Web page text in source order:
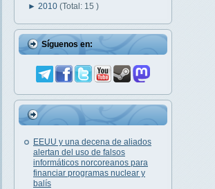
► 2010 (Total: 15 )
Síguenos en:
EEUU y una decena de aliados
alertan del uso de falsos
informáticos norcoreanos para
financiar programas nuclear y
balís